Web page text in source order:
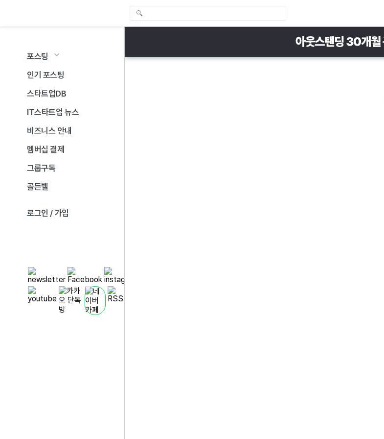
포스팅
인기 포스팅
스타트업DB
IT스타트업 뉴스
비즈니스 안내
멤버십 결제
그룹구독
골든벨
로그인 / 가입